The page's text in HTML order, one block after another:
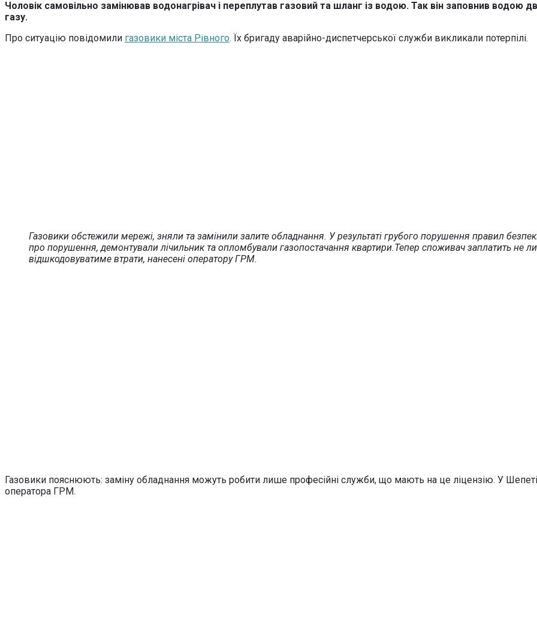
Чоловік самовільно замінював водонагрівач і переплутав газовий та шланг із водою. Так він заповнив водою
газу.
Про ситуацію повідомили газовики міста Рівного. Їх бригаду аварійно-диспетчерської служби викликали потерпілі.
Газовики обстежили мережі, зняли та замінили залите обладнання. У результаті грубого порушення правил
про порушення, демонтували лічильник та опломбували газопостачання квартири.Тепер споживач заплатить не
відшкодовуватиме втрати, нанесені оператору ГРМ.
Газовики пояснюють: заміну обладнання можуть робити лише професійні служби, що мають на це ліцензію. У
оператора ГРМ.